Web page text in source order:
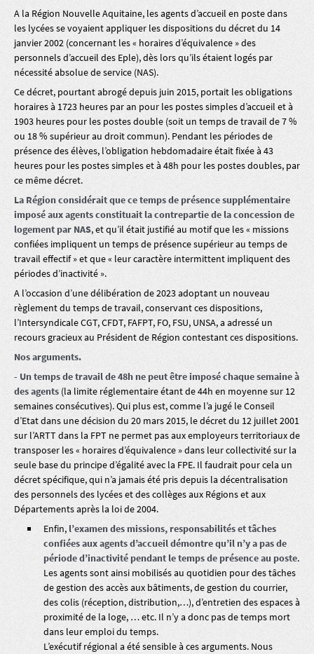
A la Région Nouvelle Aquitaine, les agents d’accueil en poste dans
les lycées se voyaient appliquer les dispositions du décret du 14
janvier 2002 (concernant les « horaires d’équivalence » des
personnels d’accueil des Eple), dès lors qu’ils étaient logés par
nécessité absolue de service (NAS).
Ce décret, pourtant abrogé depuis juin 2015, portait les obligations
horaires à 1723 heures par an pour les postes simples d’accueil et à
1903 heures pour les postes double (soit un temps de travail de 7 %
ou 18 % supérieur au droit commun). Pendant les périodes de
présence des élèves, l’obligation hebdomadaire était fixée à 43
heures pour les postes simples et à 48h pour les postes doubles, par
ce même décret.
La Région considérait que ce temps de présence supplémentaire
imposé aux agents constituait la contrepartie de la concession de
logement par NAS, et qu’il était justifié au motif que les « missions
confiées impliquent un temps de présence supérieur au temps de
travail effectif » et que « leur caractère intermittent impliquent des
périodes d’inactivité ».
A l’occasion d’une délibération de 2023 adoptant un nouveau
règlement du temps de travail, conservant ces dispositions,
l’Intersyndicale CGT, CFDT, FAFPT, FO, FSU, UNSA, a adressé un
recours gracieux au Président de Région contestant ces dispositions.
Nos arguments.
- Un temps de travail de 48h ne peut être imposé chaque semaine à
des agents (la limite réglementaire étant de 44h en moyenne sur 12
semaines consécutives). Qui plus est, comme l’a jugé le Conseil
d’Etat dans une décision du 20 mars 2015, le décret du 12 juillet 2001
sur l’ARTT dans la FPT ne permet pas aux employeurs territoriaux de
transposer les « horaires d’équivalence » dans leur collectivité sur la
seule base du principe d’égalité avec la FPE. Il faudrait pour cela un
décret spécifique, qui n’a jamais été pris depuis la décentralisation
des personnels des lycées et des collèges aux Régions et aux
Départements après la loi de 2004.
Enfin,l’examen des missions, responsabilités et tâches
confiées aux agents d’accueil démontre qu’il n’y a pas de
période d’inactivité pendant le temps de présence au poste.
Les agents sont ainsi mobilisés au quotidien pour des tâches
de gestion des accès aux bâtiments, de gestion du courrier,
des colis (réception, distribution,…), d’entretien des espaces à
proximité de la loge, … etc. Il n’y a donc pas de temps mort
dans leur emploi du temps.
L’exécutif régional a été sensible à ces arguments. Nous